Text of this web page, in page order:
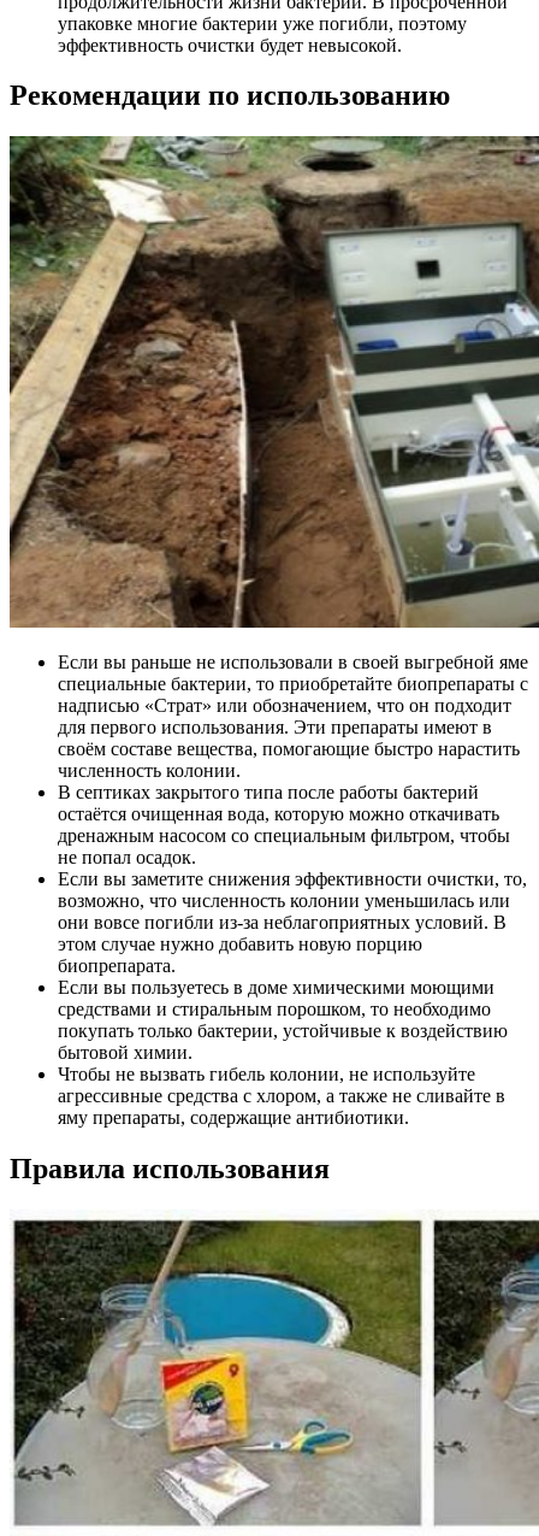
упаковке многие бактерии уже погибли, поэтому
эффективность очистки будет невысокой.
Рекомендации по использованию
Если вы раньше не использовали в своей выгребной яме
специальные бактерии, то приобретайте биопрепараты с
надписью «Страт» или обозначением, что он подходит
для первого использования. Эти препараты имеют в
своём составе вещества, помогающие быстро нарастить
численность колонии.
В септиках закрытого типа после работы бактерий
остаётся очищенная вода, которую можно откачивать
дренажным насосом со специальным фильтром, чтобы
не попал осадок.
Если вы заметите снижения эффективности очистки, то,
возможно, что численность колонии уменьшилась или
они вовсе погибли из-за неблагоприятных условий. В
этом случае нужно добавить новую порцию
биопрепарата.
Если вы пользуетесь в доме химическими моющими
средствами и стиральным порошком, то необходимо
покупать только бактерии, устойчивые к воздействию
бытовой химии.
Чтобы не вызвать гибель колонии, не используйте
агрессивные средства с хлором, а также не сливайте в
яму препараты, содержащие антибиотики.
Правила использования